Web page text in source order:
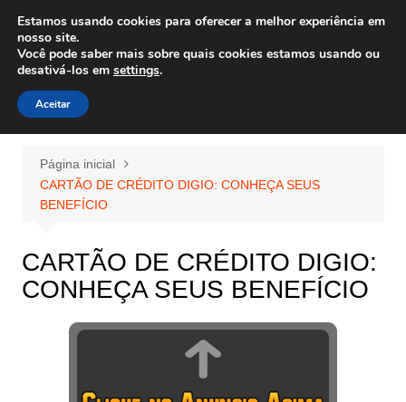
para
conteúdo
Wiley Wales
corais algas e vida marinha
Página inicial
CARTÃO DE CRÉDITO DIGIO: CONHEÇA SEUS
BENEFÍCIO
CARTÃO DE CRÉDITO DIGIO:
CONHEÇA SEUS BENEFÍCIO
Estamos usando cookies para oferecer a melhor experiência em
nosso site.
Você pode saber mais sobre quais cookies estamos usando ou
desativá-los em settings.
Aceitar